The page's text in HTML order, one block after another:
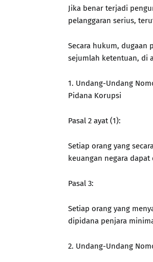
Jika benar terjadi
pelanggaran serius,
Secara hukum, dugaan
sejumlah ketentuan, di
1. Undang-Undang
Pidana Korupsi
Pasal 2 ayat (1):
Setiap orang yang
keuangan negara
Pasal 3:
Setiap orang yang
dipidana penjara
2. Undang-Undang